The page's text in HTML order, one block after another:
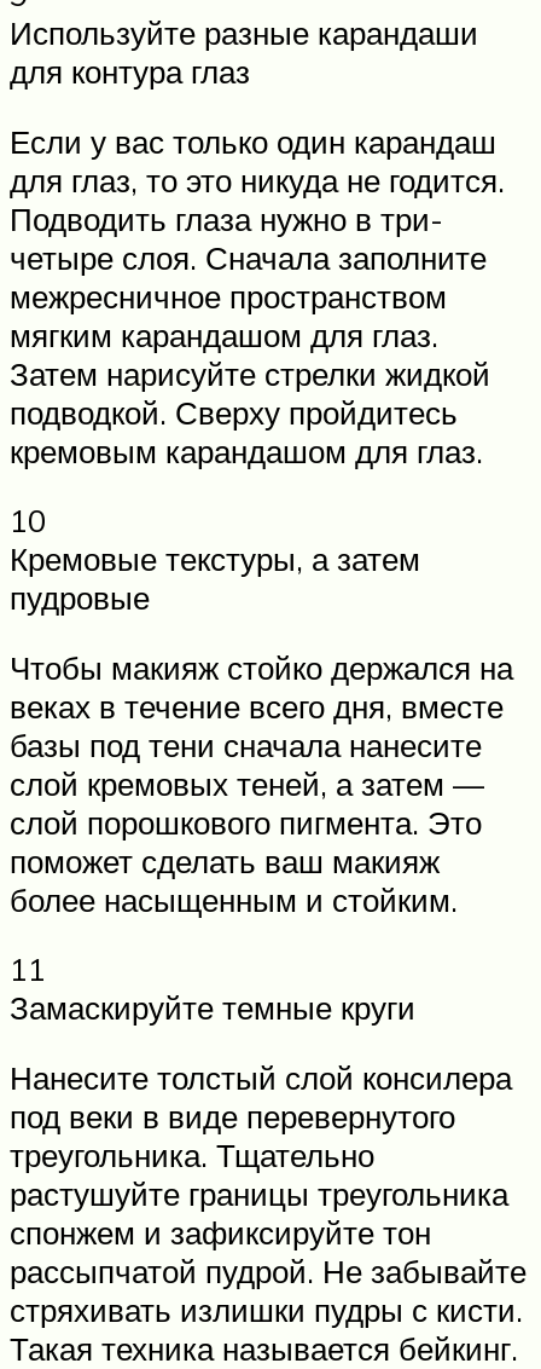
Используйте разные карандаши
для контура глаз
Если у вас только один карандаш
для глаз, то это никуда не годится.
Подводить глаза нужно в три-
четыре слоя. Сначала заполните
межресничное пространством
мягким карандашом для глаз.
Затем нарисуйте стрелки жидкой
подводкой. Сверху пройдитесь
кремовым карандашом для глаз.
10
Кремовые текстуры, а затем
пудровые
Чтобы макияж стойко держался на
веках в течение всего дня, вместе
базы под тени сначала нанесите
слой кремовых теней, а затем —
слой порошкового пигмента. Это
поможет сделать ваш макияж
более насыщенным и стойким.
11
Замаскируйте темные круги
Нанесите толстый слой консилера
под веки в виде перевернутого
треугольника. Тщательно
растушуйте границы треугольника
спонжем и зафиксируйте тон
рассыпчатой пудрой. Не забывайте
стряхивать излишки пудры с кисти.
Такая техника называется бейкинг.